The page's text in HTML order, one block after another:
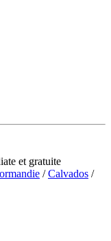
et gratuite
/Calvados /